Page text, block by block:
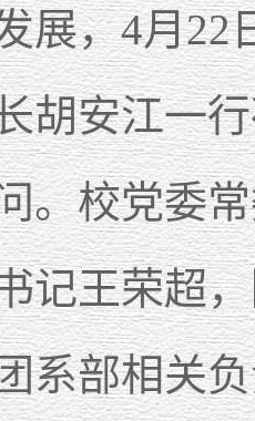
展，4月22
胡安江一
。校党委
记王荣超
系部相关